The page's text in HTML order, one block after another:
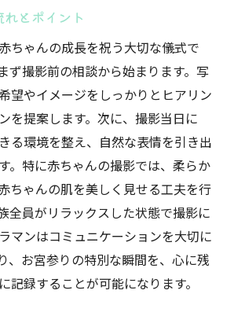
とポイント
ちゃんの成長を祝う大切な儀式で
ず撮影前の相談から始まります。写
望やイメージをしっかりとヒアリン
を提案します。次に、撮影当日に
る環境を整え、自然な表情を引き出
。特に赤ちゃんの撮影では、柔らか
ちゃんの肌を美しく見せる工夫を行
全員がリラックスした状態で撮影に
マンはコミュニケーションを大切に
、お宮参りの特別な瞬間を、心に残
記録することが可能になります。